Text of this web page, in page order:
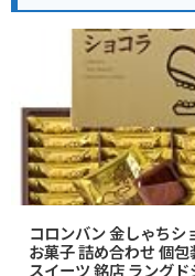
コロンバン 金しゃちシ
お菓子 詰め合わせ 個
スイーツ 銘店 ラングド